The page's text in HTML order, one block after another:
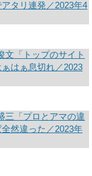
タリ連発／2023年4
文「トップのサイト
はぁ息切れ／2023
三「プロとアマの違
然違った／2023年